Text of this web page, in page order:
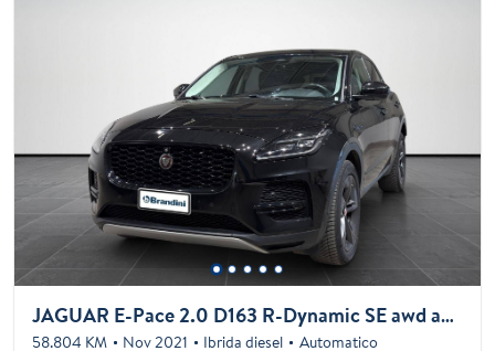
JAGUAR E-Pace 2.0 D163 R-Dynamic SE awd auto
58.804 KM Nov 2021 Ibrida diesel Automatico